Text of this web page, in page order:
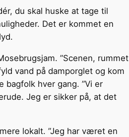
du skal huske at tage til
Det er kommet en
”Scenen, rummet
vand på damporglet og kom
hver gang. ”Vi er
Jeg er sikker på, at det
lokalt. ”Jeg har været en